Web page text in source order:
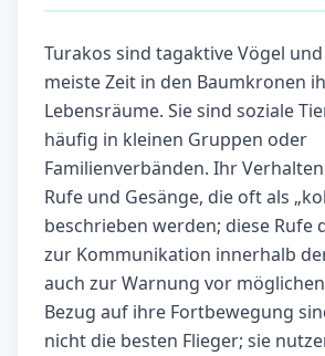
Turakos sind tagaktive Vögel
meiste Zeit in den Baumkronen
Lebensräume. Sie sind soziale
häufig in kleinen Gruppen oder
Familienverbänden. Ihr
Rufe und Gesänge, die oft als
beschrieben werden; diese Rufe
zur Kommunikation innerhalb
auch zur Warnung vor
Bezug auf ihre Fortbewegung
nicht die besten Flieger; sie